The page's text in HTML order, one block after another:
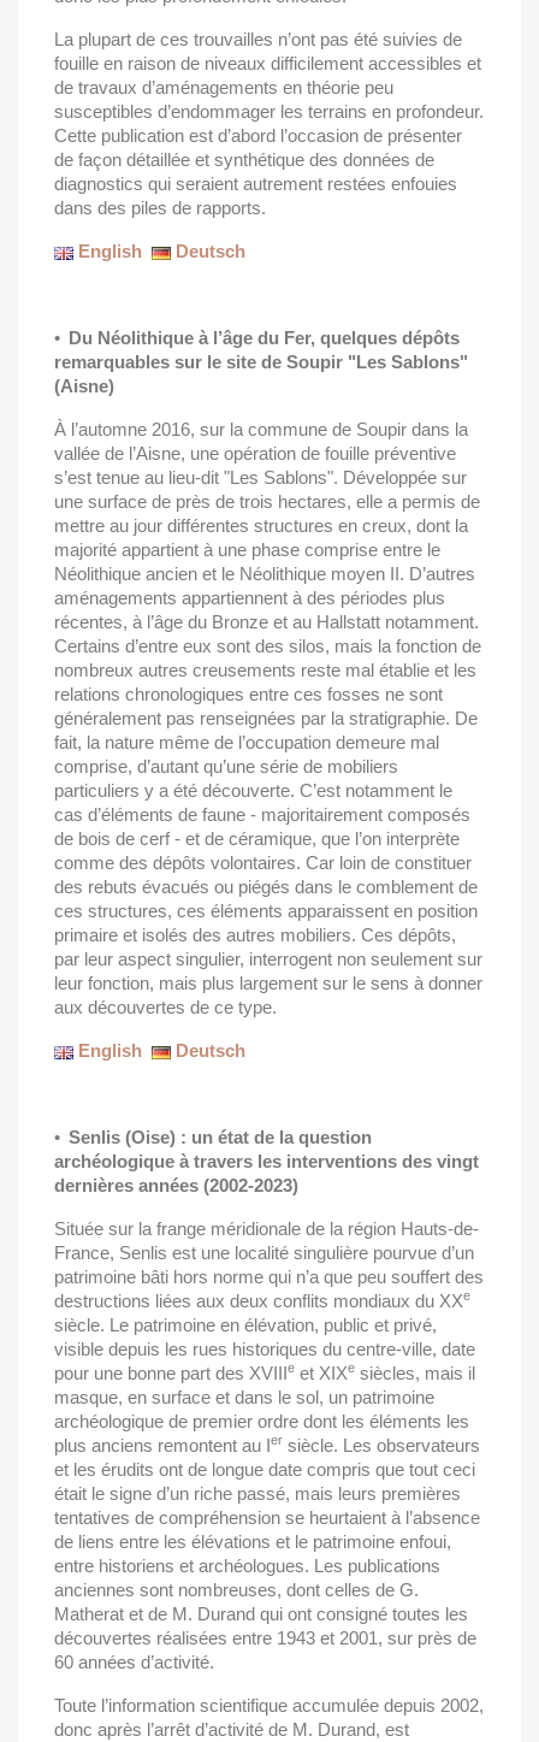
La plupart de ces trouvailles n’ont pas été suivies de
fouille en raison de niveaux difficilement accessibles et
de travaux d’aménagements en théorie peu
susceptibles d’endommager les terrains en profondeur.
Cette publication est d’abord l’occasion de présenter
de façon détaillée et synthétique des données de
diagnostics qui seraient autrement restées enfouies
dans des piles de rapports.
English Deutsch
• Du Néolithique à l’âge du Fer, quelques dépôts
remarquables sur le site de Soupir "Les Sablons"
(Aisne)
À l’automne 2016, sur la commune de Soupir dans la
vallée de l’Aisne, une opération de fouille préventive
s’est tenue au lieu-dit "Les Sablons". Développée sur
une surface de près de trois hectares, elle a permis de
mettre au jour différentes structures en creux, dont la
majorité appartient à une phase comprise entre le
Néolithique ancien et le Néolithique moyen II. D’autres
aménagements appartiennent à des périodes plus
récentes, à l’âge du Bronze et au Hallstatt notamment.
Certains d’entre eux sont des silos, mais la fonction de
nombreux autres creusements reste mal établie et les
relations chronologiques entre ces fosses ne sont
généralement pas renseignées par la stratigraphie. De
fait, la nature même de l’occupation demeure mal
comprise, d’autant qu’une série de mobiliers
particuliers y a été découverte. C’est notamment le
cas d’éléments de faune - majoritairement composés
de bois de cerf - et de céramique, que l’on interprète
comme des dépôts volontaires. Car loin de constituer
des rebuts évacués ou piégés dans le comblement de
ces structures, ces éléments apparaissent en position
primaire et isolés des autres mobiliers. Ces dépôts,
par leur aspect singulier, interrogent non seulement sur
leur fonction, mais plus largement sur le sens à donner
aux découvertes de ce type.
English Deutsch
• Senlis (Oise) : un état de la question
archéologique à travers les interventions des vingt
dernières années (2002-2023)
Située sur la frange méridionale de la région Hauts-de-
France, Senlis est une localité singulière pourvue d’un
patrimoine bâti hors norme qui n’a que peu souffert des
destructions liées aux deux conflits mondiaux du XXe
siècle. Le patrimoine en élévation, public et privé,
visible depuis les rues historiques du centre-ville, date
pour une bonne part des XVIIIe et XIXe siècles, mais il
masque, en surface et dans le sol, un patrimoine
archéologique de premier ordre dont les éléments les
plus anciens remontent au Ier siècle. Les observateurs
et les érudits ont de longue date compris que tout ceci
était le signe d’un riche passé, mais leurs premières
tentatives de compréhension se heurtaient à l’absence
de liens entre les élévations et le patrimoine enfoui,
entre historiens et archéologues. Les publications
anciennes sont nombreuses, dont celles de G.
Matherat et de M. Durand qui ont consigné toutes les
découvertes réalisées entre 1943 et 2001, sur près de
60 années d’activité.
Toute l’information scientifique accumulée depuis 2002,
donc après l’arrêt d’activité de M. Durand, est